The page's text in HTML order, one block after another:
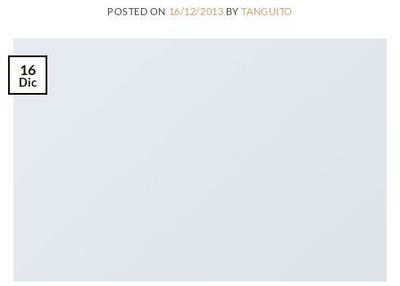
POSTED ON 16/12/2013 BYTANGUITO
16
Dic